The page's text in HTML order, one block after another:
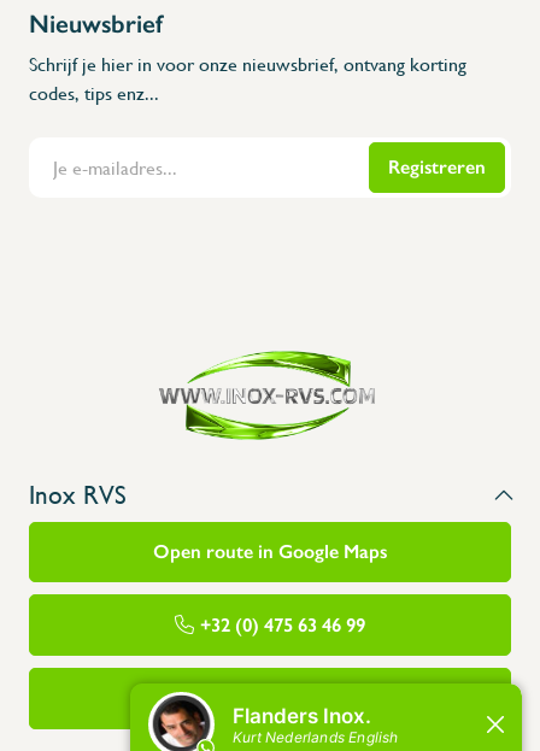
Flanders Inox | Karperstraat 6, 8400 Oostende | België | BNP Paribas Fortis:
Nieuwsbrief
Schrijf je hier in voor onze nieuwsbrief, ontvang korting
codes, tips enz...
Registreren
Inox RVS
Open route in Google Maps
+32 (0) 475 63 46 99
info@flandersinox.be